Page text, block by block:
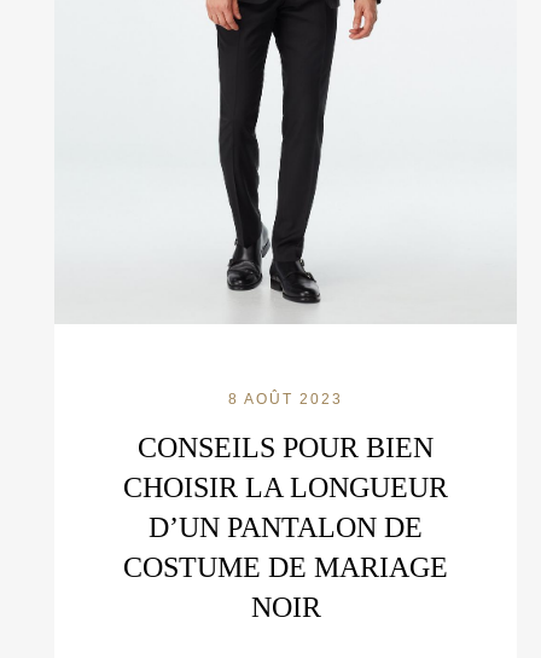
8 AOÛT 2023
CONSEILS POUR BIEN
CHOISIR LA LONGUEUR
D’UN PANTALON DE
COSTUME DE MARIAGE
NOIR